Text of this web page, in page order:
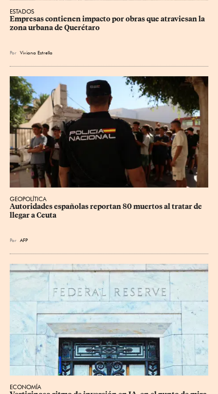
ESTADOS
Empresas contienen impacto por obras que atraviesan la
zona urbana de Querétaro
Por Viviana Estrella
GEOPOLÍTICA
Autoridades españolas reportan 80 muertos al tratar de
llegar a Ceuta
Por AFP
ECONOMÍA